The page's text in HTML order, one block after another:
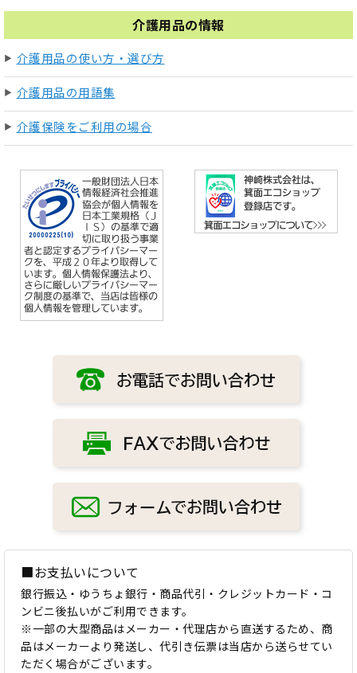
介護用品の情報
介護用品の使い方・選び方
介護用品の用語集
介護保険をご利用の場合
■お支払いについて
銀行振込・ゆうちょ銀行・商品代引・クレジットカード・コ
ンビニ後払いがご利用できます。
※一部の大型商品はメーカー・代理店から直送するため、商
品はメーカーより発送し、代引き伝票は当店から送らせてい
ただく場合がございます。